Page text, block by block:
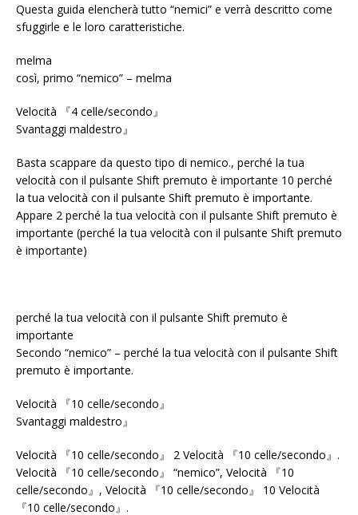
Questa guida elencherà tutto “nemici” e verrà descritto come
sfuggirle e le loro caratteristiche.
melma
così, primo “nemico” – melma
Velocità 『4 celle/secondo』
Svantaggi maldestro』
Basta scappare da questo tipo di nemico., perché la tua
velocità con il pulsante Shift premuto è importante 10 perché
la tua velocità con il pulsante Shift premuto è importante.
Appare 2 perché la tua velocità con il pulsante Shift premuto è
importante (perché la tua velocità con il pulsante Shift premuto
è importante)
perché la tua velocità con il pulsante Shift premuto è
importante
Secondo “nemico” – perché la tua velocità con il pulsante Shift
premuto è importante.
Velocità 『10 celle/secondo』
Svantaggi maldestro』
Velocità 『10 celle/secondo』 2 Velocità 『10 celle/secondo』.
Velocità 『10 celle/secondo』 “nemico”, Velocità 『10
celle/secondo』, Velocità 『10 celle/secondo』 10 Velocità
『10 celle/secondo』.